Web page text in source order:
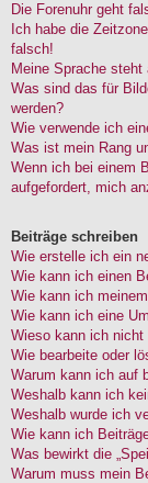
Die Forenuhr geht
Ich habe die
falsch!
Meine Sprache
Was sind das für
werden?
Wie verwende ich
Was ist mein Rang
Wenn ich bei einem
aufgefordert, mich
Beiträge schreiben
Wie erstelle ich ein
Wie kann ich einen
Wie kann ich
Wie kann ich eine
Wieso kann ich nicht
Wie bearbeite oder
Warum kann ich auf
Weshalb kann ich
Weshalb wurde ich
Wie kann ich
Was bewirkt die
Warum muss mein